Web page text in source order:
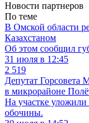
Новости партнеров
По теме
В Омской области
Казахстаном
Об этом сообщил
31 июля в 12:45
2 519
Депутат Горсовета
в микрорайоне
На участке
обочины.